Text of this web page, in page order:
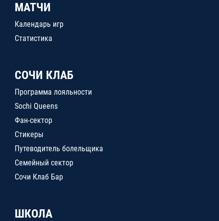
МАТЧИ
Календарь игр
Статистика
СОЧИ КЛАБ
Программа лояльности
Sochi Queens
Фан-сектор
Стикеры
Путеводитель болельщика
Семейный сектор
Сочи Клаб Бар
ШКОЛА